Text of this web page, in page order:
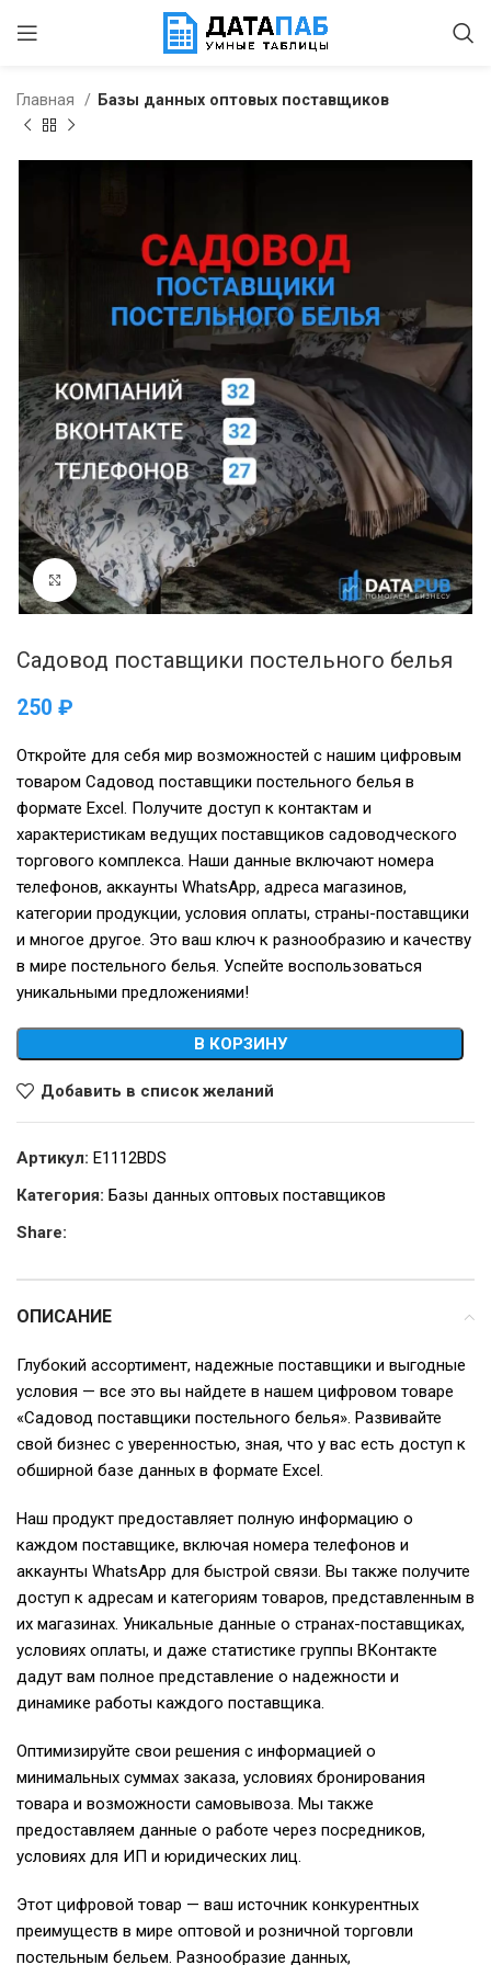
Главная Базы данных оптовых поставщиков
Нажмите, чтобы увеличить
Садовод поставщики постельного белья
₽
Откройте для себя мир возможностей с нашим цифровым
товаром Садовод поставщики постельного белья в
формате Excel. Получите доступ к контактам и
характеристикам ведущих поставщиков садоводческого
торгового комплекса. Наши данные включают номера
телефонов, аккаунты WhatsApp, адреса магазинов,
категории продукции, условия оплаты, страны-поставщики
и многое другое. Это ваш ключ к разнообразию и качеству
в мире постельного белья. Успейте воспользоваться
уникальными предложениями!
В КОРЗИНУ
Добавить в список желаний
Артикул: E1112BDS
Категория: Базы данных оптовых поставщиков
Share:
ОПИСАНИЕ
Глубокий ассортимент, надежные поставщики и выгодные
условия — все это вы найдете в нашем цифровом товаре
«Садовод поставщики постельного белья». Развивайте
свой бизнес с уверенностью, зная, что у вас есть доступ к
обширной базе данных в формате Excel.
Наш продукт предоставляет полную информацию о
каждом поставщике, включая номера телефонов и
аккаунты WhatsApp для быстрой связи. Вы также получите
доступ к адресам и категориям товаров, представленным в
их магазинах. Уникальные данные о странах-поставщиках,
условиях оплаты, и даже статистике группы ВКонтакте
дадут вам полное представление о надежности и
динамике работы каждого поставщика.
Оптимизируйте свои решения с информацией о
минимальных суммах заказа, условиях бронирования
товара и возможности самовывоза. Мы также
предоставляем данные о работе через посредников,
условиях для ИП и юридических лиц.
Этот цифровой товар — ваш источник конкурентных
преимуществ в мире оптовой и розничной торговли
постельным бельем. Разнообразие данных,